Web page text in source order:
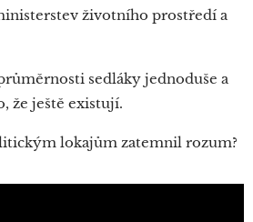
životního prostředí a
sedláky jednoduše a
že ještě existují.
lokajům zatemnil rozum?